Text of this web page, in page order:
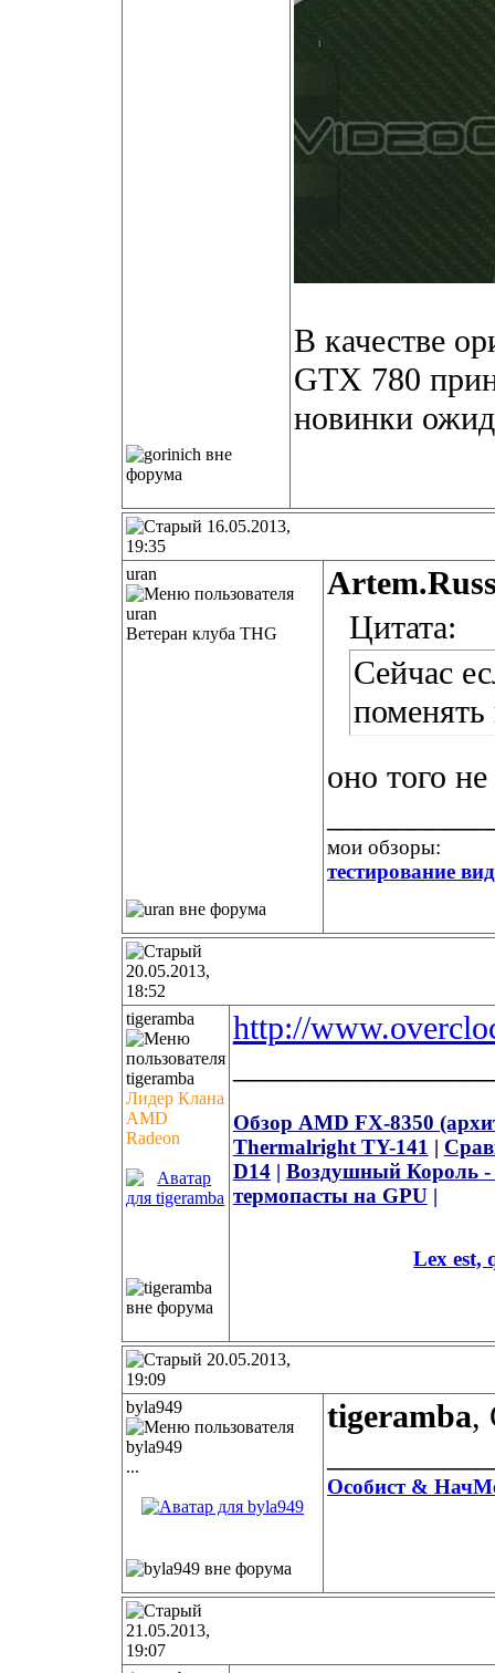
В качестве
GTX 780
новинки
16.05.2013,
19:35
uran
Ветеран клуба THG
Цитата:
Сейчас
поменять
оно того
мои обзоры:
тестирование
20.05.2013,
18:52
tigeramba
Лидер Клана
AMD
Radeon
http://
Обзор AMD FX-8350
Thermalright TY-141 |
D14| Воздушный Король
термопасты на GPU|
Lex est,
20.05.2013,
19:09
byla949
...
tigeramba,
Особист &
21.05.2013,
19:07